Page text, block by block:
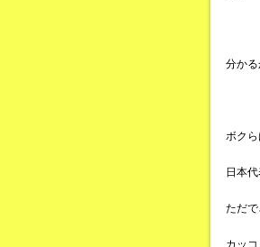
分かる
ボク
日本代
ただ
カッ